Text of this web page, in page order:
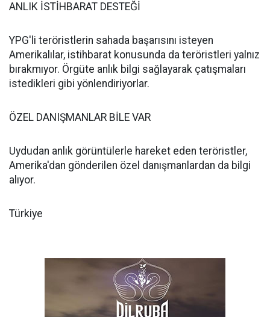
ANLIK İSTİHBARAT DESTEĞİ
YPG'li teröristlerin sahada başarısını isteyen
Amerikalılar, istihbarat konusunda da teröristleri yalnız
bırakmıyor. Örgüte anlık bilgi sağlayarak çatışmaları
istedikleri gibi yönlendiriyorlar.
ÖZEL DANIŞMANLAR BİLE VAR
Uydudan anlık görüntülerle hareket eden teröristler,
Amerika'dan gönderilen özel danışmanlardan da bilgi
alıyor.
Türkiye